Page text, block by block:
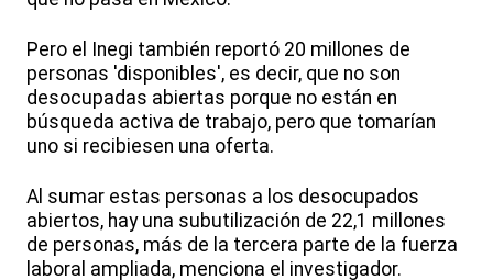
Pero el Inegi también reportó 20 millones de
personas 'disponibles', es decir, que no son
desocupadas abiertas porque no están en
búsqueda activa de trabajo, pero que tomarían
uno si recibiesen una oferta.
Al sumar estas personas a los desocupados
abiertos, hay una subutilización de 22,1 millones
de personas, más de la tercera parte de la fuerza
laboral ampliada, menciona el investigador.